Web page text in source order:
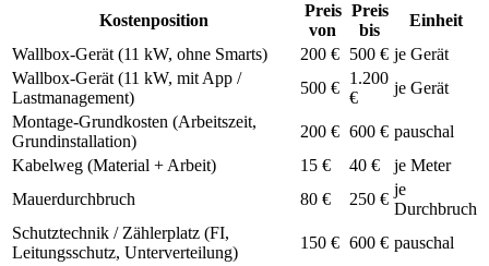
Kostenposition
Preis
von
Preis
bis
Einheit
Wallbox-Gerät (11 kW, ohne Smarts)
200 € 500 € je Gerät
Wallbox-Gerät (11 kW, mit App /
Lastmanagement)
500 €
1.200
€
je Gerät
Montage-Grundkosten (Arbeitszeit,
Grundinstallation)
200 € 600 € pauschal
Kabelweg (Material + Arbeit)
15 € 40 €
je Meter
Mauerdurchbruch
80 € 250 €
je
Durchbruch
Schutztechnik / Zählerplatz (FI,
Leitungsschutz, Unterverteilung)
150 € 600 € pauschal